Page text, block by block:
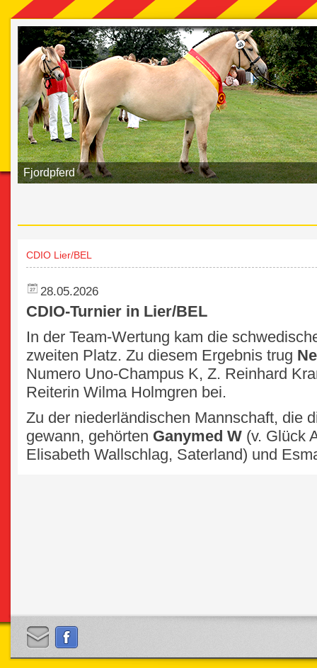
Fjordpferd
CDIO Lier/BEL
28.05.2026
CDIO-Turnier in Lier/BEL
In der Team-Wertung kam die
zweiten Platz. Zu diesem Ergebnis trug
Numero Uno-Champus K, Z. Reinhard
Reiterin Wilma Holmgren bei.
Zu der niederländischen Mannschaft, die
gewann, gehörten Ganymed W (v. Glück
Elisabeth Wallschlag, Saterland) und